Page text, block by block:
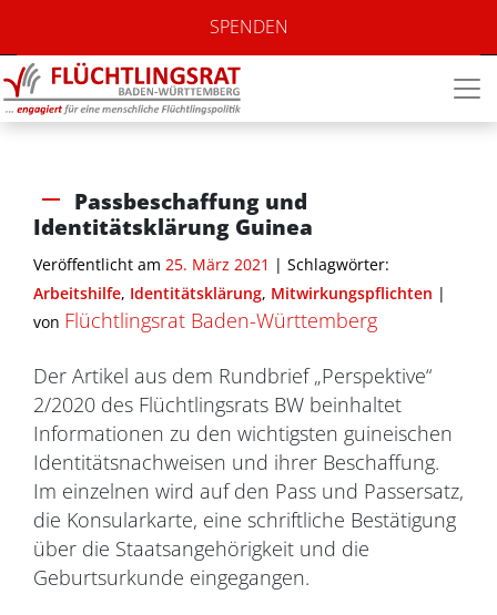
SPENDEN
Passbeschaffung und
Identitätsklärung Guinea
Veröffentlicht am 25. März 2021 | Schlagwörter:
Arbeitshilfe, Identitätsklärung, Mitwirkungspflichten |
von Flüchtlingsrat Baden-Württemberg
Der Artikel aus dem Rundbrief „Perspektive“
2/2020 des Flüchtlingsrats BW beinhaltet
Informationen zu den wichtigsten guineischen
Identitätsnachweisen und ihrer Beschaffung.
Im einzelnen wird auf den Pass und Passersatz,
die Konsularkarte, eine schriftliche Bestätigung
über die Staatsangehörigkeit und die
Geburtsurkunde eingegangen.